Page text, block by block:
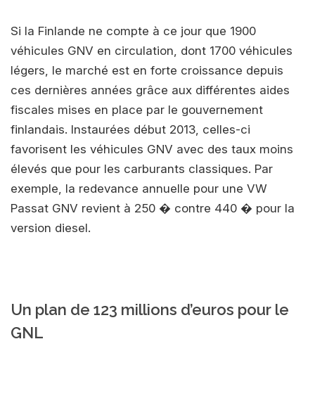
Si la Finlande ne compte à ce jour que 1900
véhicules GNV en circulation, dont 1700 véhicules
légers, le marché est en forte croissance depuis
ces dernières années grâce aux différentes aides
fiscales mises en place par le gouvernement
finlandais. Instaurées début 2013, celles-ci
favorisent les véhicules GNV avec des taux moins
élevés que pour les carburants classiques. Par
exemple, la redevance annuelle pour une VW
Passat GNV revient à 250 � contre 440 � pour la
version diesel.
Un plan de 123 millions d’euros pour le
GNL